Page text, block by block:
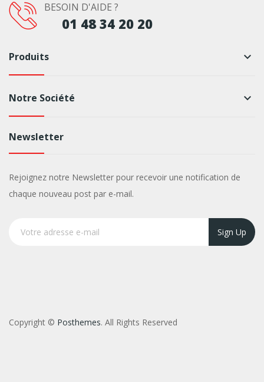
BESOIN D'AIDE ?
01 48 34 20 20
Produits keyboard_arrow_down
Notre Société keyboard_arrow_down
Newsletter
Rejoignez notre Newsletter pour recevoir une notification de
chaque nouveau post par e-mail.
Sign Up
Copyright © Posthemes. All Rights Reserved